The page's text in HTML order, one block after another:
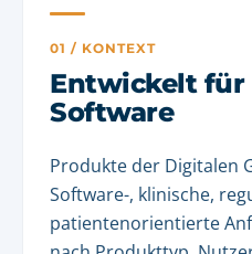
01 / KONTEXT
Entwickelt für
Software
Produkte der Digitalen
Software-, klinische,
patientenorientierte